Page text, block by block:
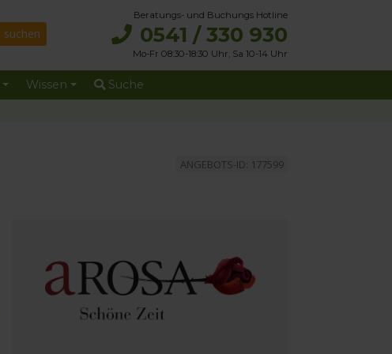
Beratungs- und Buchungs Hotline
0541 / 330 930
Mo-Fr 08:30-18:30 Uhr, Sa 10-14 Uhr
Wissen Suche
ANGEBOTS-ID: 177599